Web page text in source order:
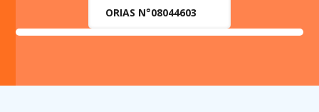
ORIAS N°08044603